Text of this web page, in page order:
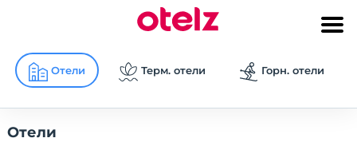
Отели Терм. отели Горн. отели
Отели